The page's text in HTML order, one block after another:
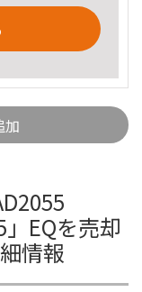
加
」EQを売却
情報